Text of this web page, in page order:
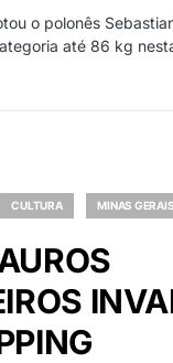
o polonês
até 86 kg
CULTURA MINAS GERAIS